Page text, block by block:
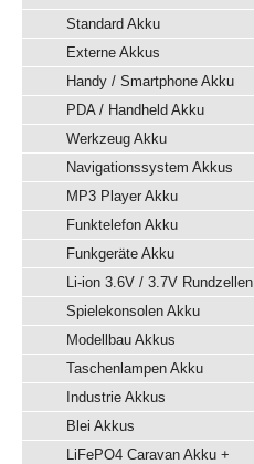
Standard Akku
Externe Akkus
Handy / Smartphone Akku
PDA / Handheld Akku
Werkzeug Akku
Navigationssystem Akkus
MP3 Player Akku
Funktelefon Akku
Funkgeräte Akku
Li-ion 3.6V / 3.7V Rundzellen
Spielekonsolen Akku
Modellbau Akkus
Taschenlampen Akku
Industrie Akkus
Blei Akkus
LiFePO4 Caravan Akku +